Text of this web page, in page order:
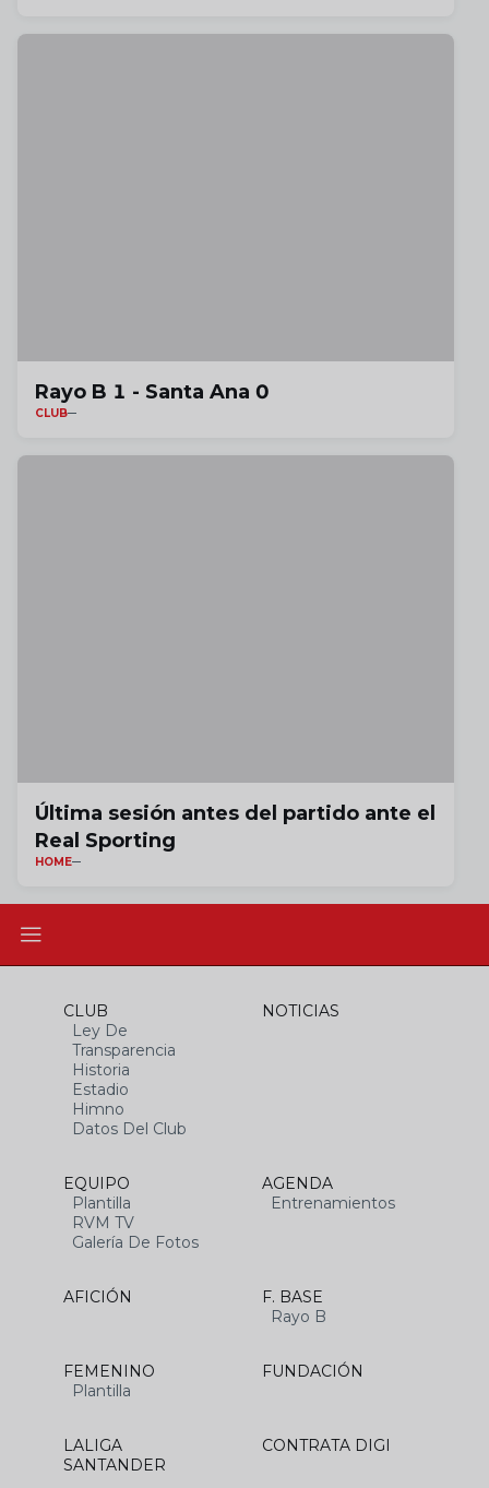
Rayo B 1 - Santa Ana 0
CLUB
Última sesión antes del partido ante el
Real Sporting
HOME
CLUB
Ley De
Transparencia
Historia
Estadio
Himno
Datos Del Club
NOTICIAS
EQUIPO
Plantilla
RVM TV
Galería De Fotos
AGENDA
Entrenamientos
AFICIÓN
F. BASE
Rayo B
FEMENINO
Plantilla
FUNDACIÓN
LALIGA
SANTANDER
CONTRATA DIGI